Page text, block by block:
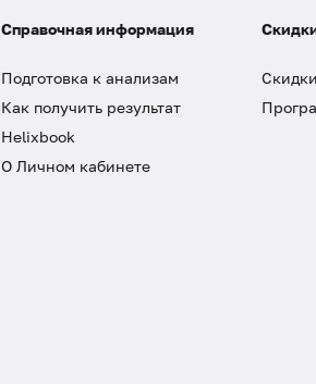
Справочная информация
Подготовка к анализам
Как получить результат
Helixbook
О Личном кабинете